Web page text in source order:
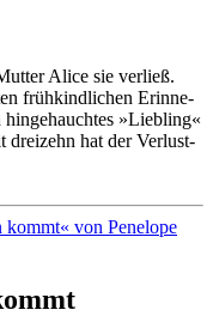
Alice sie verließ.
früh­kindlichen Erinne­
»Liebling«
dreizehn hat der Verlust­